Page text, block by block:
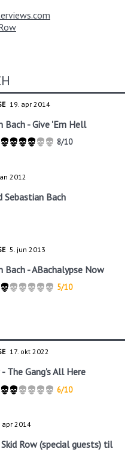
19. apr 2014
Bach - Give 'Em Hell
8/10
2012
Sebastian Bach
5. jun 2013
Bach - ABachalypse Now
5/10
17. okt 2022
- The Gang's All Here
6/10
apr 2014
Row (special guests) til